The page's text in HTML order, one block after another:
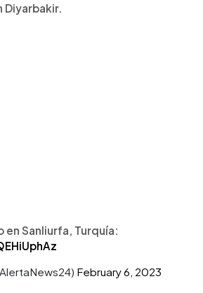
Diyarbakir.
en Sanliurfa, Turquía:
February 6, 2023